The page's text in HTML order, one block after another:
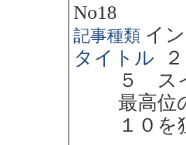
No18
記事種類 イ
タイトル
５ ス
最高位
１０